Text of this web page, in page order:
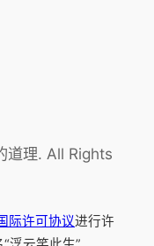
理. All Rights
际许可协议进行许